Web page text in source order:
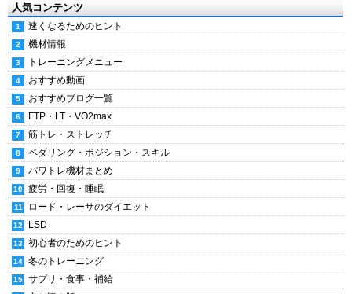
人気コンテンツ
速くなるためのヒント
機材情報
トレーニングメニュー
おすすめ動画
おすすめブログ一覧
FTP・LT・VO2max
筋トレ・ストレッチ
ペダリング・ポジション・スキル
パワトレ機材まとめ
疲労・回復・睡眠
ロード・レーサのダイエット
LSD
初心者のためのヒント
冬のトレーニング
サプリ・食事・補給